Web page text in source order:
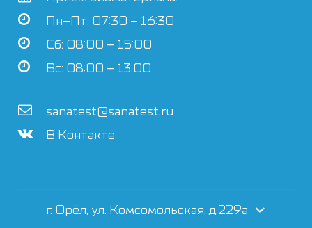
Пн–Пт: 07:30 – 16:30
Сб: 08:00 – 15:00
Вс: 08:00 – 13:00
sanatest@sanatest.ru
В Контакте
г. Орёл, ул. Комсомольская, д.229а